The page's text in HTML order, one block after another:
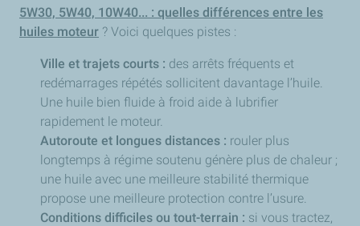
5W30, 5W40, 10W40... : quelles différences entre les
huiles moteur ? Voici quelques pistes :
Ville et trajets courts : des arrêts fréquents et
redémarrages répétés sollicitent davantage l’huile.
Une huile bien fluide à froid aide à lubrifier
rapidement le moteur.
Autoroute et longues distances : rouler plus
longtemps à régime soutenu génère plus de chaleur ;
une huile avec une meilleure stabilité thermique
propose une meilleure protection contre l’usure.
Conditions difficiles ou tout-terrain : si vous tractez,